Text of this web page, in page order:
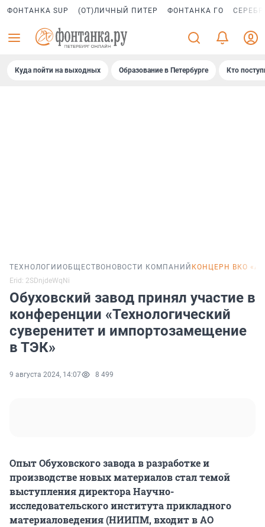
ФОНТАНКА SUP (ОТ)ЛИЧНЫЙ ПИТЕР ФОНТАНКА ГО
Куда пойти на выходных Образование в Петербурге Кто
ТЕХНОЛОГИИ ОБЩЕСТВО НОВОСТИ КОМПАНИЙ КОНЦЕРН ВКО
Erid: 2SDnjdeWqNi
Обуховский завод принял участие в
конференции «Технологический
суверенитет и импортозамещение
в ТЭК»
9 августа 2024, 14:07 8 499
Опыт Обуховского завода в разработке и
производстве новых материалов стал темой
выступления директора Научно-
исследовательского института прикладного
материаловедения (НИИПМ, входит в АО